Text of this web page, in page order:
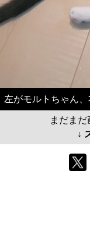
左がモルトちゃん
まだまだ
↓